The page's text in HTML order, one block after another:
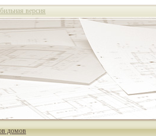
версия
домов